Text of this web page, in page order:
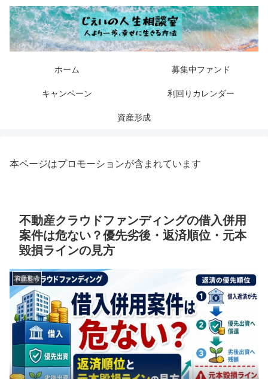
ホーム 募集中ファンド
キャンペーン 利回りカレンダー
資産形成
本ページはプロモーションが含まれています
不動産クラウドファンディングの借入併用
案件は危ない？優先劣後・返済順位・元本
毀損ラインの見方
資産形成